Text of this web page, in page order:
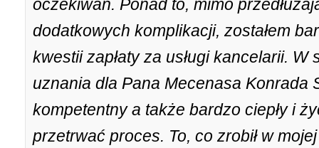
oczekiwań. Ponad to, mimo
dodatkowych komplikacji, zostałem
kwestii zapłaty za usługi kancelarii. W
uznania dla Pana Mecenasa Konrada
kompetentny a także bardzo ciepły i
przetrwać proces. To, co zrobił w